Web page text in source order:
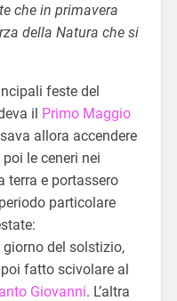
che in primavera
della Natura che si
feste del
il Primo Maggio
allora accendere
le ceneri nei
terra e portassero
particolare
del solstizio,
fatto scivolare al
Giovanni. L’altra